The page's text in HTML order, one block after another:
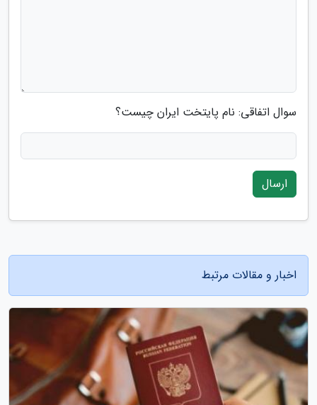
سوال اتفاقی: نام پایتخت ایران چیست؟
ارسال
اخبار و مقالات مرتبط